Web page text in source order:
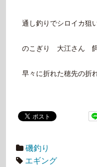
通し釣りでシロイカ狙
のこぎり 大江さん
早々に折れた穂先の折
磯釣り
エギング